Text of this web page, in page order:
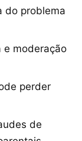
do problema
e moderação
perder
de